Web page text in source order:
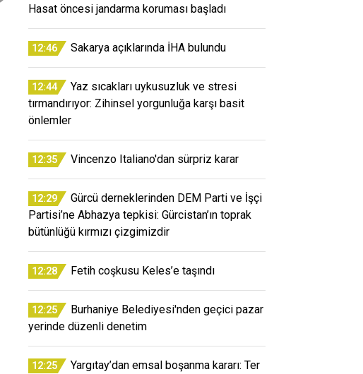
Hasat öncesi jandarma koruması başladı
12:46 Sakarya açıklarında İHA bulundu
12:44
Yaz sıcakları uykusuzluk ve stresi
tırmandırıyor: Zihinsel yorgunluğa karşı basit
önlemler
12:35 Vincenzo Italiano'dan sürpriz karar
12:29
Gürcü derneklerinden DEM Parti ve İşçi
Partisi’ne Abhazya tepkisi: Gürcistan’ın toprak
bütünlüğü kırmızı çizgimizdir
12:28 Fetih coşkusu Keles’e taşındı
12:25
Burhaniye Belediyesi'nden geçici pazar
yerinde düzenli denetim
12:25
Yargıtay’dan emsal boşanma kararı: Ter